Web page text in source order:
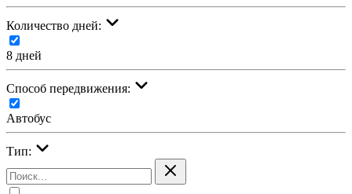
Количество дней:
8 дней
Cпособ передвижения:
Автобус
Тип: